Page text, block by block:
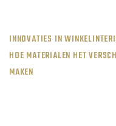
POST
NAVIGATION
INNOVATIES IN
HOE MATERIALEN HET
MAKEN